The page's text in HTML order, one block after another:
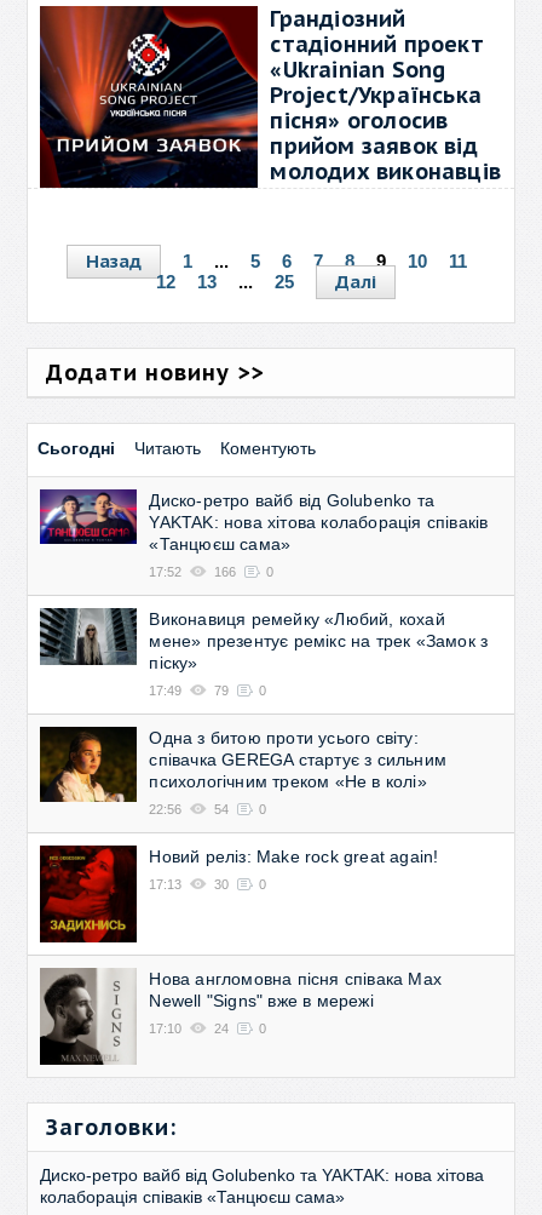
Planet оголосив кастинг
вокалісток. Колоритний гурт із
Коломиї кілька років працював
у студійному форматі, а тепер
→
Грандіозний
стадіонний проект
«Ukrainian Song
Project/Українська
пісня» оголосив
прийом заявок від
молодих виконавців
«Ukrainian Song Project/
Українська пісня 2021»
розпочав підготовку
масштабного шоу до 30-річчя
Назад 1 ... 5 6 7 8 9 10
11
12
13 ... 25 Далі
Додати новину >>
Сьогодні Читають Коментують
Диско-ретро вайб від Golubenko та
YAKTAK: нова хітова колаборація співаків
«Танцюєш сама»
17:52 166 0
Виконавиця ремейку «Любий, кохай
мене» презентує ремікс на трек «Замок з
піску»
17:49 79 0
Одна з битою проти усього світу:
співачка GEREGA стартує з сильним
психологічним треком «Не в колі»
22:56 54 0
Новий реліз: Make rock great again!
17:13 30 0
Нова англомовна пісня співака Max
Newell "Signs" вже в мережі
17:10 24 0
Заголовки:
Диско-ретро вайб від Golubenko та YAKTAK: нова хітова
колаборація співаків «Танцюєш сама»